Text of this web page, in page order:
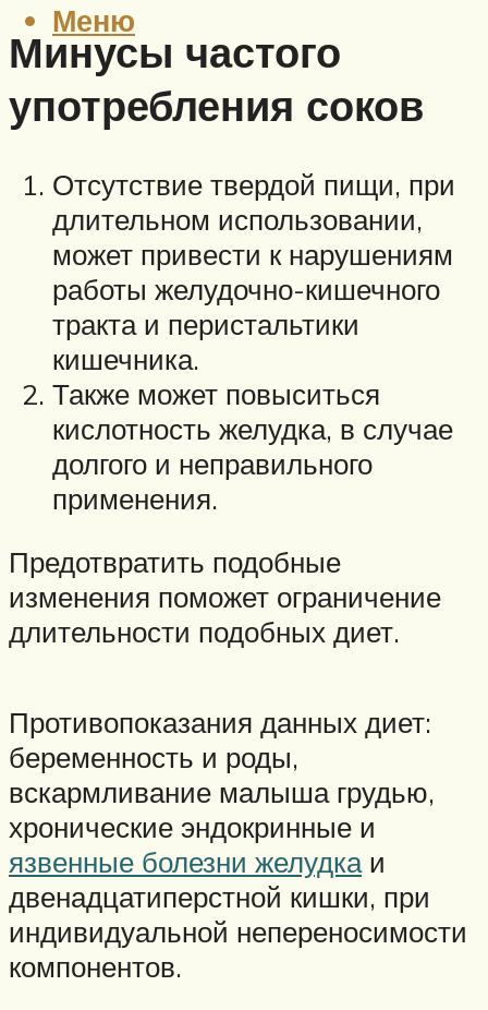
Меню
Минусы частого
употребления соков
Отсутствие твердой пищи, при
длительном использовании,
может привести к нарушениям
работы желудочно-кишечного
тракта и перистальтики
кишечника.
Также может повыситься
кислотность желудка, в случае
долгого и неправильного
применения.
Предотвратить подобные
изменения поможет ограничение
длительности подобных диет.
Противопоказания данных диет:
беременность и роды,
вскармливание малыша грудью,
хронические эндокринные и
язвенные болезни желудкаи
двенадцатиперстной кишки, при
индивидуальной непереносимости
компонентов.